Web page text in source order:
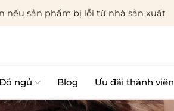
nếu sản phẩm bị lỗi từ nhà sản xuất
ngủ Blog Ưu đãi thành viên